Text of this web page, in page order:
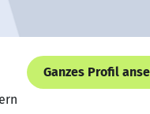
Ganzes Profil